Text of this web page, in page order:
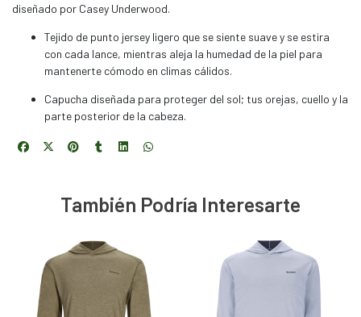
diseñado por Casey Underwood.
Tejido de punto jersey ligero que se siente suave y se estira
con cada lance, mientras aleja la humedad de la piel para
mantenerte cómodo en climas cálidos.
Capucha diseñada para proteger del sol; tus orejas, cuello y la
parte posterior de la cabeza.
También Podría Interesarte